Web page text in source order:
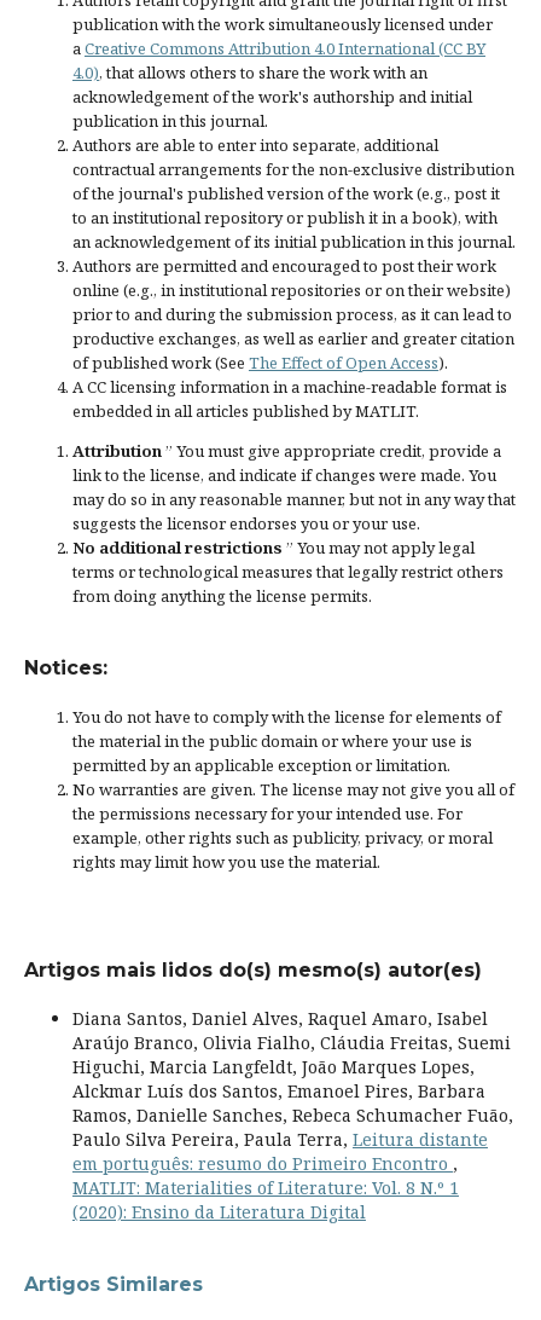
publication with the work simultaneously licensed under
aCreative Commons Attribution 4.0 International (CC BY
4.0), that allows others to share the work with an
acknowledgement of the work's authorship and initial
publication in this journal.
Authors are able to enter into separate, additional
contractual arrangements for the non-exclusive distribution
of the journal's published version of the work (e.g., post it
to an institutional repository or publish it in a book), with
an acknowledgement of its initial publication in this journal.
Authors are permitted and encouraged to post their work
online (e.g., in institutional repositories or on their website)
prior to and during the submission process, as it can lead to
productive exchanges, as well as earlier and greater citation
of published work (See The Effect of Open Access).
A CC licensing information in a machine-readable format is
embedded in all articles published by MATLIT.
Attribution” You must give appropriate credit, provide a
link to the license, andindicate if changes were made. You
may do so in any reasonable manner, but not in any way that
suggests the licensor endorses you or your use.
No additional restrictions ” You may not apply legal
terms ortechnological measuresthat legally restrict others
from doing anything the license permits.
Notices:
You do not have to comply with the license for elements of
the material in the public domain or where your use is
permitted by an applicable exception or limitation.
No warranties are given. The license may not give you all of
the permissions necessary for your intended use. For
example, other rights such as publicity, privacy, or moral
rights may limit how you use the material.
Artigos mais lidos do(s) mesmo(s) autor(es)
Diana Santos, Daniel Alves, Raquel Amaro, Isabel
Araújo Branco, Olivia Fialho, Cláudia Freitas, Suemi
Higuchi, Marcia Langfeldt, João Marques Lopes,
Alckmar Luís dos Santos, Emanoel Pires, Barbara
Ramos, Danielle Sanches, Rebeca Schumacher Fuão,
Paulo Silva Pereira, Paula Terra, Leitura distante
em português: resumo do Primeiro Encontro ,
MATLIT: Materialities of Literature: Vol. 8 N.º 1
(2020): Ensino da Literatura Digital
Artigos Similares